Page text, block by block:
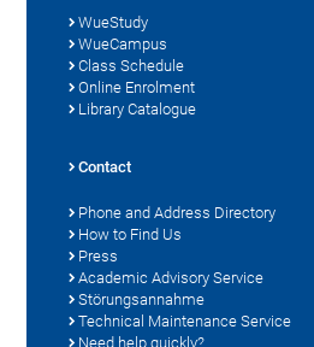
WueStudy
WueCampus
Class Schedule
Online Enrolment
Library Catalogue
Contact
Phone and Address Directory
How to Find Us
Press
Academic Advisory Service
Störungsannahme
Technical Maintenance Service
Need help quickly?